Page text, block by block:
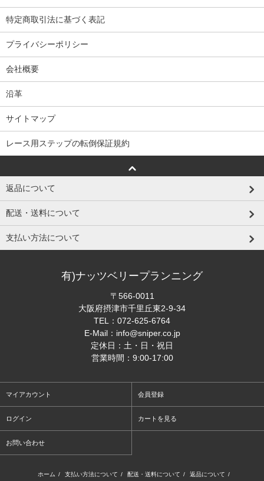
特定商取引法に基づく表記
プライバシーポリシー
会社概要
沿革
サイトマップ
レース用ステップの転倒保証規約
返品について
配送・送料について
支払い方法について
有)ナッツベリープランニング
〒566-0011
大阪府摂津市千里丘東2-9-34
TEL： 072-625-6764
E-Mail： info@sniper.co.jp
定休日：土・日・祝日
営業時間：9:00-17:00
マイアカウント 会員登録
ログイン カートを見る
お問い合わせ
ホーム / 支払い方法について / 配送・送料について / 返品について /